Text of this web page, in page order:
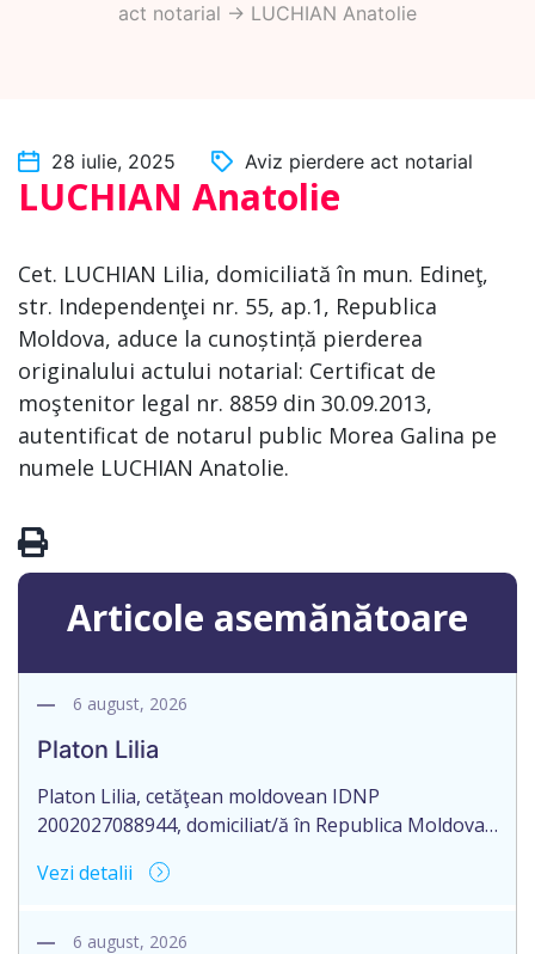
act notarial -> LUCHIAN Anatolie
28 iulie, 2025 Aviz pierdere act notarial
LUCHIAN Anatolie
Cet. LUCHIAN Lilia, domiciliată în mun. Edineţ,
str. Independenţei nr. 55, ap.1, Republica
Moldova, aduce la cunoștință pierderea
originalului actului notarial: Certificat de
moştenitor legal nr. 8859 din 30.09.2013,
autentificat de notarul public Morea Galina pe
numele LUCHIAN Anatolie.
Articole asemănătoare
6 august, 2026
Platon Lilia
Platon Lilia, cetăţean moldovean IDNP
2002027088944, domiciliat/ă în Republica Moldova,
ap. 1, identificat/ă prin buletinul de identitate
Servicii Publice, anunţă pierderea Testamentului
Vezi detalii
6 august, 2026